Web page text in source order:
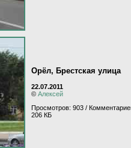
Орёл, Брестская улица
22.07.2011
© Алексей
Просмотров: 903 /
206 КБ